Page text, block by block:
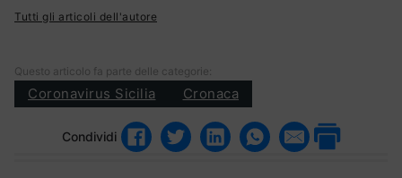
Tutti gli articoli dell'autore
Questo articolo fa parte delle categorie:
Coronavirus Sicilia Cronaca
Condividi